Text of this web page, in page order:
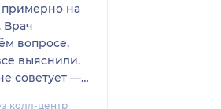
на
Врач
вопросе,
выяснили.
советует —
колл-центр